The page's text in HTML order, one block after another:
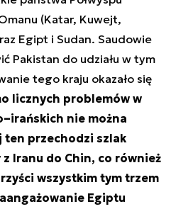
(Katar, Kuwejt,
Egipt i Sudan. Saudowie
Pakistan do udziału w tym
tego kraju okazało się
licznych problemów w
nie można
ten przechodzi szlak
Iranu do Chin, co również
wszystkim tym trzem
Egiptu